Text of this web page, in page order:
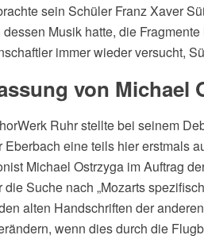
sein Schüler Franz Xaver
Musik hatte, die
immer wieder versucht,
von Michael
Ruhr stellte bei seinem
eine teils hier erstmals
Michael Ostrzyga im Auftrag
Suche nach „Mozarts
alten Handschriften der
wenn dies durch die